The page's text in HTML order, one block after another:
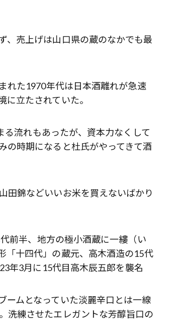
、売上げは山口県の蔵のなかでも最
れた1970年代は日本酒離れが急速
立たされていた。
流れもあったが、資本力なくして
の時期になると杜氏がやってきて酒
田錦などいいお米を買えないばかり
前半、地方の極小酒蔵に一縷（い
「十四代」の蔵元、高木酒造の15代
年3月に15代目高木辰五郎を襲名
ームとなっていた淡麗辛口とは一線
洗練させたエレガントな芳醇旨口の
歌舞伎俳優・尾上右近が休息を過ごした、海最
前列ホテル「UMITO 熱海 別邸」